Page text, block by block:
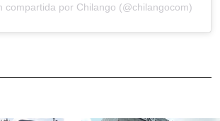
compartida por Chilango (@chilangocom)